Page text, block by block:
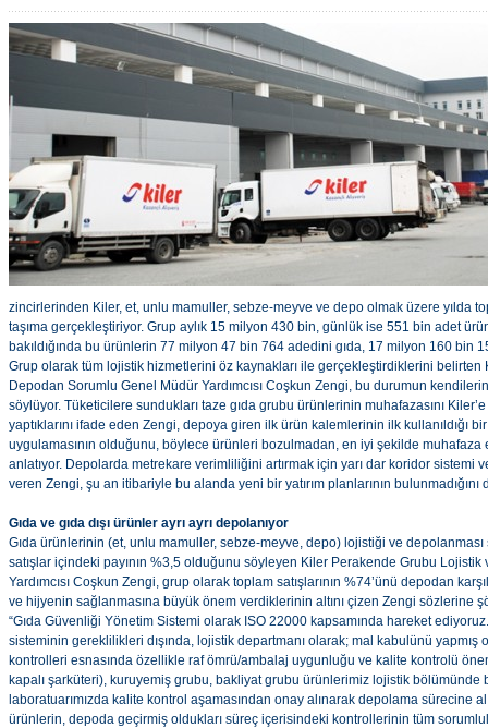
zincirlerinden Kiler, et, unlu mamuller, sebze-meyve ve depo olmak üzere yılda
taşıma gerçekleştiriyor. Grup aylık 15 milyon 430 bin, günlük ise 551 bin adet
bakıldığında bu ürünlerin 77 milyon 47 bin 764 adedini gıda, 17 milyon 160 bin
Grup olarak tüm lojistik hizmetlerini öz kaynakları ile gerçekleştirdiklerini
Depodan Sorumlu Genel Müdür Yardımcısı Coşkun Zengi, bu durumun
söylüyor. Tüketicilere sundukları taze gıda grubu ürünlerinin muhafazasını
yaptıklarını ifade eden Zengi, depoya giren ilk ürün kalemlerinin ilk kullanıldığı
uygulamasının olduğunu, böylece ürünleri bozulmadan, en iyi şekilde muhafaza
anlatıyor. Depolarda metrekare verimliliğini artırmak için yarı dar koridor sistemi
veren Zengi, şu an itibariyle bu alanda yeni bir yatırım planlarının bulunmadığını
Gıda ve gıda dışı ürünler ayrı ayrı depolanıyor
Gıda ürünlerinin (et, unlu mamuller, sebze-meyve, depo) lojistiği ve depolanması
satışlar içindeki payının %3,5 olduğunu söyleyen Kiler Perakende Grubu
Yardımcısı Coşkun Zengi, grup olarak toplam satışlarının %74’ünü depodan
ve hijyenin sağlanmasına büyük önem verdiklerinin altını çizen Zengi sözlerine
“Gıda Güvenliği Yönetim Sistemi olarak ISO 22000 kapsamında hareket
sisteminin gereklilikleri dışında, lojistik departmanı olarak; mal kabulünü yapmış
kontrolleri esnasında özellikle raf ömrü/ambalaj uygunluğu ve kalite kontrolü
kapalı şarküteri), kuruyemiş grubu, bakliyat grubu ürünlerimiz lojistik
laboratuarımızda kalite kontrol aşamasından onay alınarak depolama sürecine
ürünlerin, depoda geçirmiş oldukları süreç içerisindeki kontrollerinin tüm